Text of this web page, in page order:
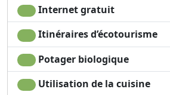
Internet gratuit
Itinéraires d’écotourisme
Potager biologique
Utilisation de la cuisine